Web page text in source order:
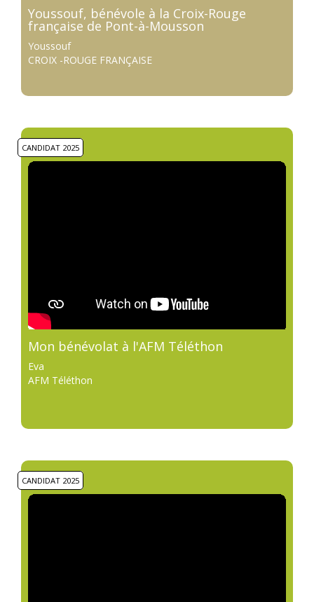
Youssouf, bénévole à la Croix-Rouge
française de Pont-à-Mousson
Youssouf
CROIX -ROUGE FRANÇAISE
CANDIDAT 2025
Mon bénévolat à l'AFM Téléthon
Eva
AFM Téléthon
CANDIDAT 2025